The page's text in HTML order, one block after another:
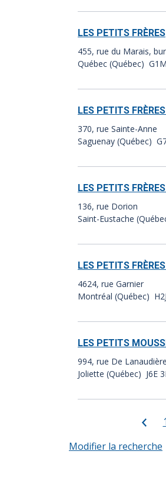
LES PETITS FRÈRES
455, rue du Marais,
Québec (Québec)
LES PETITS
370, rue Sainte-Anne
Saguenay (Québec)
LES PETITS
136, rue Dorion
Saint-Eustache
LES PETITS
4624, rue Garnier
Montréal (Québec)
LES PETITS
994, rue De Lanaudière
Joliette (Québec) J6E
Modifier la recherche